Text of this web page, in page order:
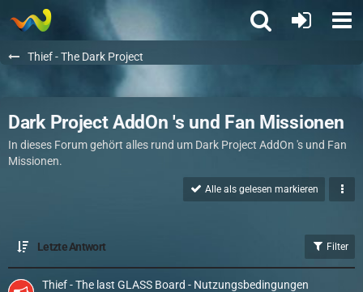
Thief - The Dark Project
Dark Project AddOn 's und Fan Missionen
In dieses Forum gehört alles rund um Dark Project AddOn 's und Fan
Missionen.
Alle als gelesen markieren
Letzte Antwort Filter
Thief - The last GLASS Board - Nutzungsbedingungen